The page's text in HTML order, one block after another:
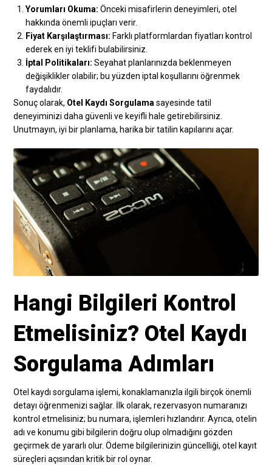
Yorumları Okuma: Önceki misafirlerin deneyimleri, otel
hakkında önemli ipuçları verir.
Fiyat Karşılaştırması: Farklı platformlardan fiyatları kontrol
ederek en iyi teklifi bulabilirsiniz.
İptal Politikaları: Seyahat planlarınızda beklenmeyen
değişiklikler olabilir; bu yüzden iptal koşullarını öğrenmek
faydalıdır.
Sonuç olarak, Otel Kaydı Sorgulama sayesinde tatil
deneyiminizi daha güvenli ve keyifli hale getirebilirsiniz.
Unutmayın, iyi bir planlama, harika bir tatilin kapılarını açar.
Hangi Bilgileri Kontrol
Etmelisiniz? Otel Kaydı
Sorgulama Adımları
Otel kaydı sorgulama işlemi, konaklamanızla ilgili birçok önemli
detayı öğrenmenizi sağlar. İlk olarak, rezervasyon numaranızı
kontrol etmelisiniz; bu numara, işlemleri hızlandırır. Ayrıca, otelin
adı ve konumu gibi bilgilerin doğru olup olmadığını gözden
geçirmek de yararlı olur. Ödeme bilgilerinizin güncelliği, otel kayıt
süreçleri açısından kritik bir rol oynar.